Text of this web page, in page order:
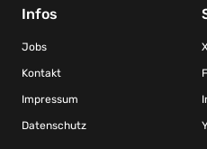
Infos
Jobs
Kontakt
Impressum
Datenschutz